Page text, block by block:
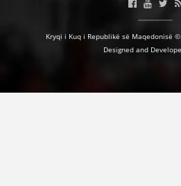
MATERIAL EDUKATIVO
BROCHURES
Kryqi i Kuq i Republikë së Maqedonisë
Designed and